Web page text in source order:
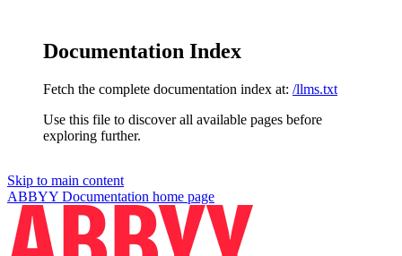
Documentation Index
Fetch the complete documentation index at: /llms.txt
Use this file to discover all available pages before
exploring further.
Skip to main content
ABBYY Documentation home page